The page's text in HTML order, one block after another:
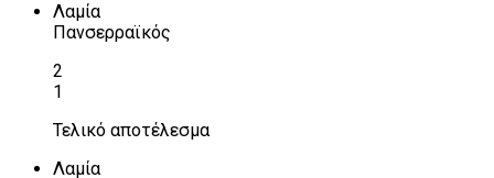
Λαμία
Πανσερραϊκός
2
1
Τελικό αποτέλεσμα
Λαμία